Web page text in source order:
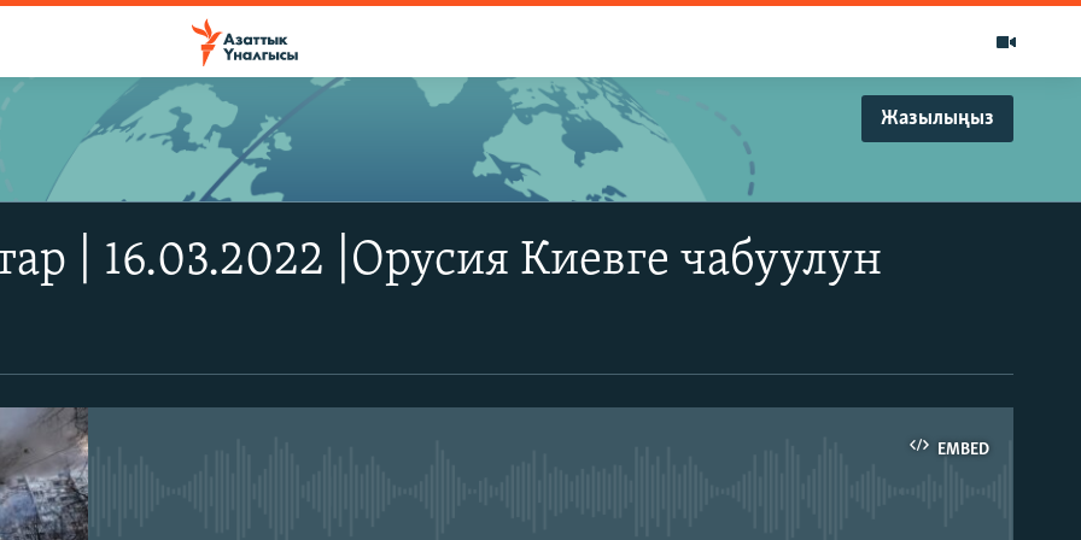
Жазылыңыз
| 16.03.2022 |Орусия Киевге чабуулун
EMBED